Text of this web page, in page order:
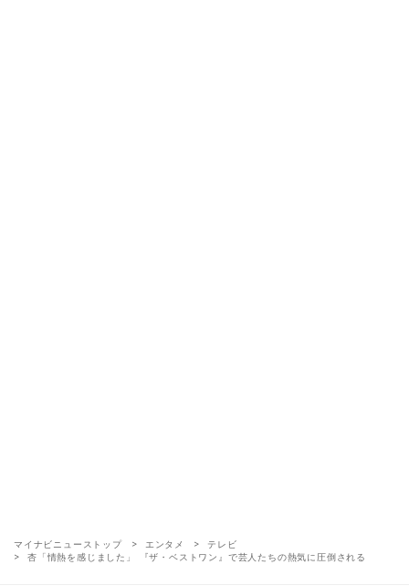
マイナビニューストップ エンタメ
テレビ
杏「情熱を感じました」 『ザ・ベストワン』で芸人たちの熱気に圧倒される